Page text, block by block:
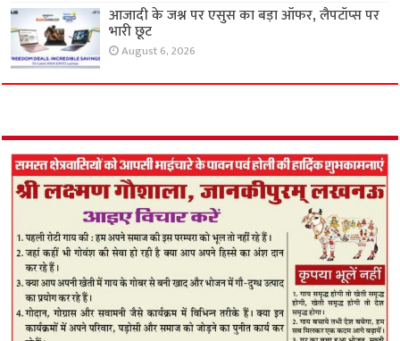
आजादी के जश्न पर एसुस का बड़ा ऑफर, लैपटॉप्स पर
भारी छूट
August 6, 2026